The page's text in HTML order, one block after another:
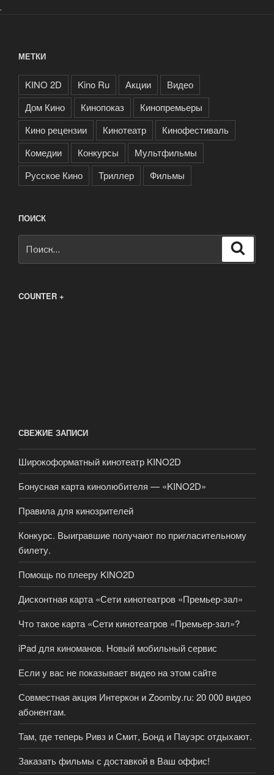
.
МЕТКИ
KINO 2D Kino Ru Акции
Видео
Дом Кино
Кинопоказ
Кинопремьеры
Кино рецензии
Кинотеатр
Кинофестиваль
Комедии
Конкурсы
Мультфильмы
Русское Кино
Триллер Фильмы
ПОИСК
COUNTER +
СВЕЖИЕ ЗАПИСИ
Широкоформатный кинотеатр KINO2D
Бонусная карта кинолюбителя — «KINO2D»
Правила для кинозрителей
Конкурс. Выигравшие получают по пригласительному
билету.
Помощь по плееру KINO2D
Дисконтная карта «Сети кинотеатров «Премьер-зал»
Что такое карта «Сети кинотеатров «Премьер-зал»?
iPad для киноманов. Новый мобильный сервис
Если у вас не показывает видео на этом сайте
Совместная акция Интеркон и Zoomby.ru: 20 000 видео
абонентам.
Там, где теперь Ривз и Смит, Бонд и Пауэрс отдыхают.
Заказать фильмы с доставкой в Ваш оффис!